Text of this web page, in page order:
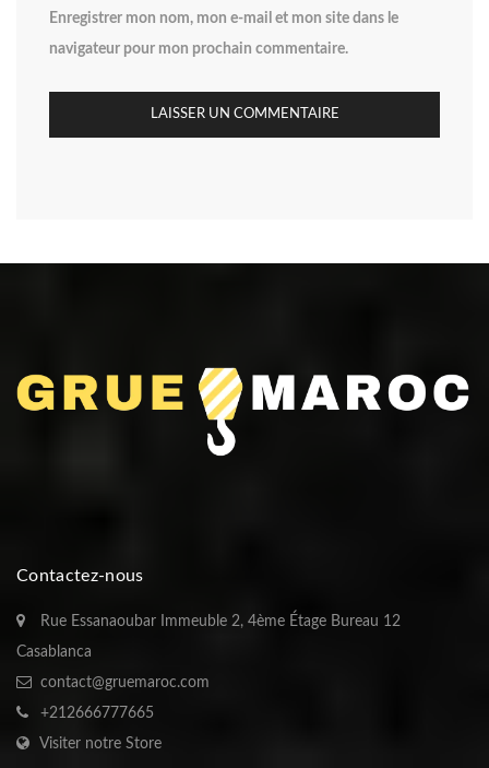
Enregistrer mon nom, mon e-mail et mon site dans le
navigateur pour mon prochain commentaire.
Contactez-nous
Rue Essanaoubar Immeuble 2, 4ème Étage Bureau 12
Casablanca
contact@gruemaroc.com
+212666777665
Visiter notre Store